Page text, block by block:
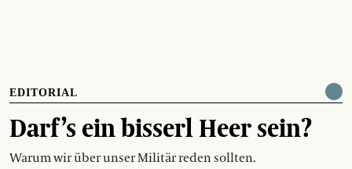
EDITORIAL
Darf’s ein bisserl Heer sein?
Warum wir über unser Militär reden sollten.